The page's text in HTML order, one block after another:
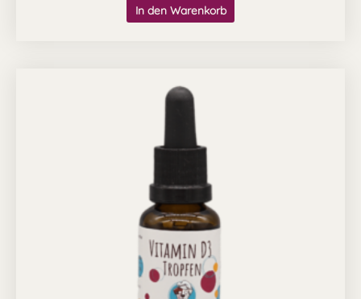
In den Warenkorb